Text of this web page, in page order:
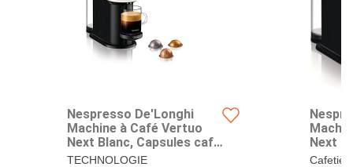
Nespresso De'Longhi
Machine à Café Vertuo
Next Blanc, Capsules café
Vertuo seulement,
TECHNOLOGIE
Next
café